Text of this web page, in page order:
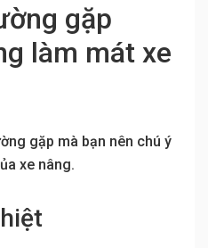
gặp
làm mát xe
gặp mà bạn nên chú ý
xe nâng.